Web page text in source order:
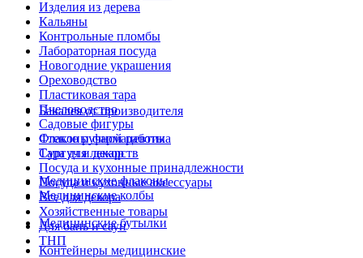
Изделия из дерева
Кальяны
Контрольные пломбы
Лабораторная посуда
Новогодние украшения
Ореховодство
Пластиковая тара
Пчеловодство
Садовые фигуры
Стекло ручной работы
Сургуч и декор
Посуда и кухонные принадлежности
Посуда и кухонные аксессуары
Все для декора
Хозяйственные товары
Для бань и саун
ТНП
Бакалея от производителя
Флаконы фармацевтика
Тара для лекарств
Медицинские флаконы
Медицинские колбы
Медицинские бутылки
Контейнеры медицинские